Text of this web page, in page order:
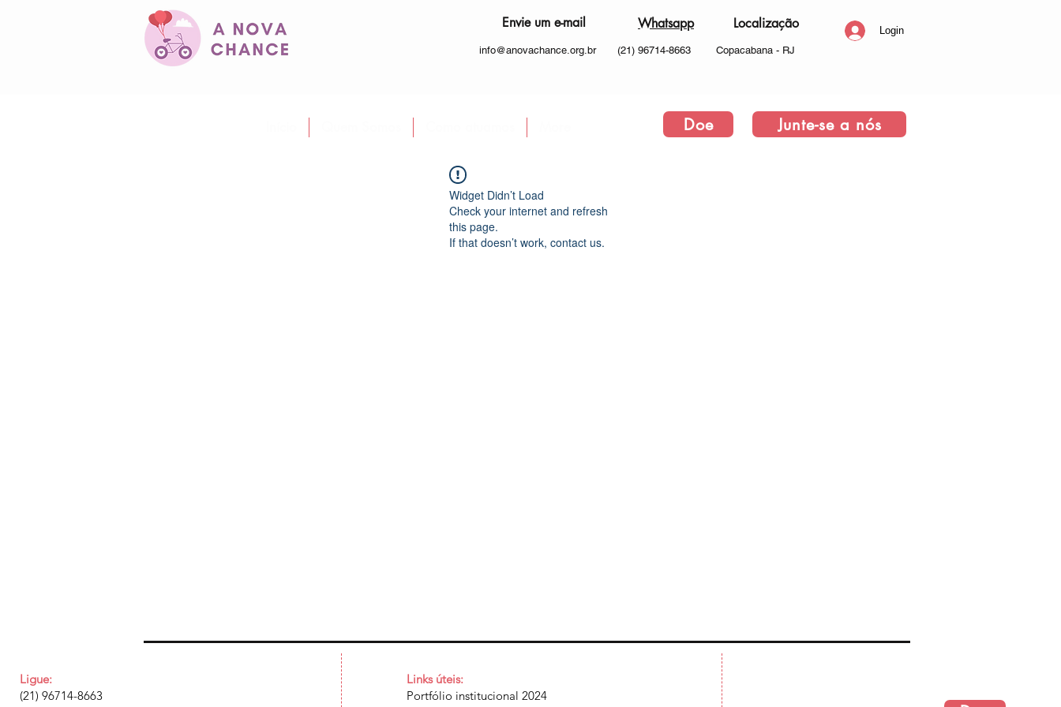
Envie um e-mail
info@anovachance.org.br
Whatsapp
(21) 96714-8663
Localização
Copacabana - RJ
Login
Doe Junte-se a nós
Widget Didn’t Load
Check your internet and refresh
this page.
If that doesn’t work, contact us.
Ligue:
(21) 96714-8663
Links úteis:
Portfólio institucional 2024